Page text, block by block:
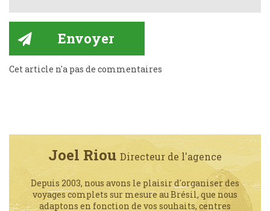
Cet article n'a pas de commentaires
Joel Riou Directeur de l'agence
Depuis 2003, nous avons le plaisir d'organiser des
voyages complets sur mesure au Brésil, que nous
adaptons en fonction de vos souhaits, centres